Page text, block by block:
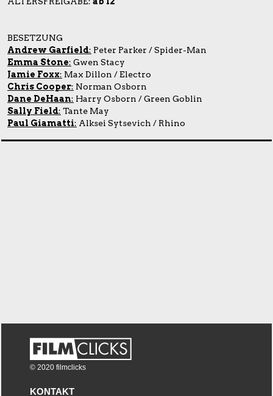
BESETZUNG
Andrew Garfield: Peter Parker / Spider-Man
Emma Stone: Gwen Stacy
Jamie Foxx: Max Dillon / Electro
Chris Cooper: Norman Osborn
Dane DeHaan: Harry Osborn / Green Goblin
Sally Field: Tante May
Paul Giamatti: Alksei Sytsevich / Rhino
© 2020 filmclicks
KONTAKT